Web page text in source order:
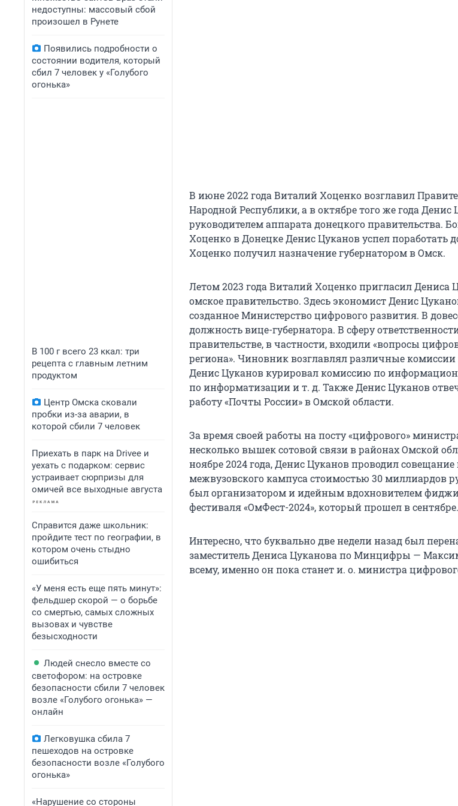
недоступны: массовый сбой
произошел в Рунете
Появились подробности о
состоянии водителя, который
сбил 7 человек у «Голубого
огонька»
В 100 г всего 23 ккал: три
рецепта с главным летним
продуктом
Центр Омска сковали
пробки из-за аварии, в
которой сбили 7 человек
Приехать в парк на Drivee и
уехать с подарком: сервис
устраивает сюрпризы для
омичей все выходные августа
Справится даже школьник:
пройдите тест по географии, в
котором очень стыдно
ошибиться
«У меня есть еще пять минут»:
фельдшер скорой — о борьбе
со смертью, самых сложных
вызовах и чувстве
безысходности
Людей снесло вместе со
светофором: на островке
безопасности сбили 7 человек
возле «Голубого огонька» —
онлайн
Легковушка сбила 7
пешеходов на островке
безопасности возле «Голубого
огонька»
«Нарушение со стороны
В июне 2022 года Виталий Хоценко возглавил
Народной Республики, а в октябре того же года Денис
руководителем аппарата донецкого правительства.
Хоценко в Донецке Денис Цуканов успел поработать
Хоценко получил назначение губернатором в Омск.
Летом 2023 года Виталий Хоценко пригласил Дениса
омское правительство. Здесь экономист Денис
созданное Министерство цифрового развития. В
должность вице-губернатора. В сферу
правительстве, в частности, входили «вопросы
региона». Чиновник возглавлял различные
Денис Цуканов курировал комиссию по
по информатизации и т. д. Также Денис Цуканов
работу «Почты России» в Омской области.
За время своей работы на посту «цифрового»
несколько вышек сотовой связи в районах Омской
ноябре 2024 года, Денис Цуканов проводил
межвузовского кампуса стоимостью 30 миллиардов
был организатором и идейным вдохновителем
фестиваля «ОмФест-2024», который прошел в сентябре.
Интересно, что буквально две недели назад был
заместитель Дениса Цуканова по Минцифры —
всему, именно он пока станет и. о. министра